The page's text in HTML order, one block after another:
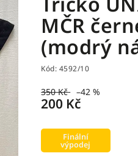
MČR
(modrý
Kód: 4592/10
350 Kč –42 %
200 Kč
Finální
výpodej